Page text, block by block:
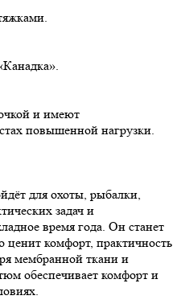
и имеют
повышенной нагрузки.
для охоты, рыбалки,
задач и
время года. Он станет
комфорт, практичность
мембранной ткани и
обеспечивает комфорт и